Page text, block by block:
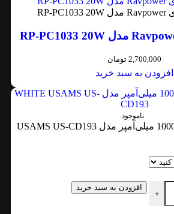
2,700,000 تومان
افزودن به سبد خرید
ناموجود
+
افزودن به سبد خرید